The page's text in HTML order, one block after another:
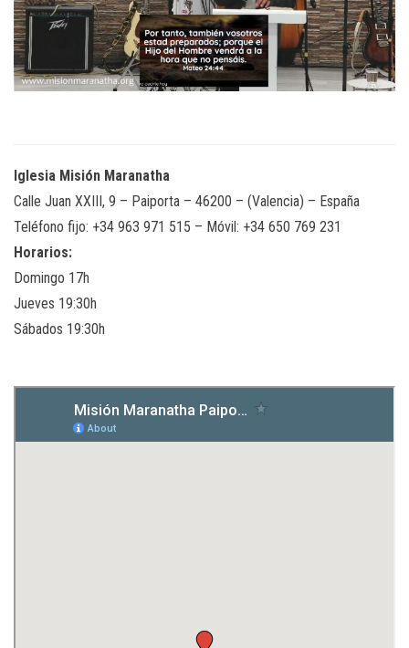
Iglesia Misión Maranatha
Calle Juan XXIII, 9 – Paiporta – 46200 – (Valencia) – España
Teléfono fijo: +34 963 971 515 – Móvil: +34 650 769 231
Horarios:
Domingo 17h
Jueves 19:30h
Sábados 19:30h